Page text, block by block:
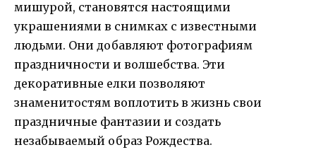
мишурой, становятся настоящими
украшениями в снимках с известными
людьми. Они добавляют фотографиям
праздничности и волшебства. Эти
декоративные елки позволяют
знаменитостям воплотить в жизнь свои
праздничные фантазии и создать
незабываемый образ Рождества.